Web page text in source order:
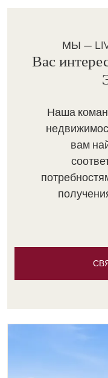
МЫ —
Вас
Наша
вам